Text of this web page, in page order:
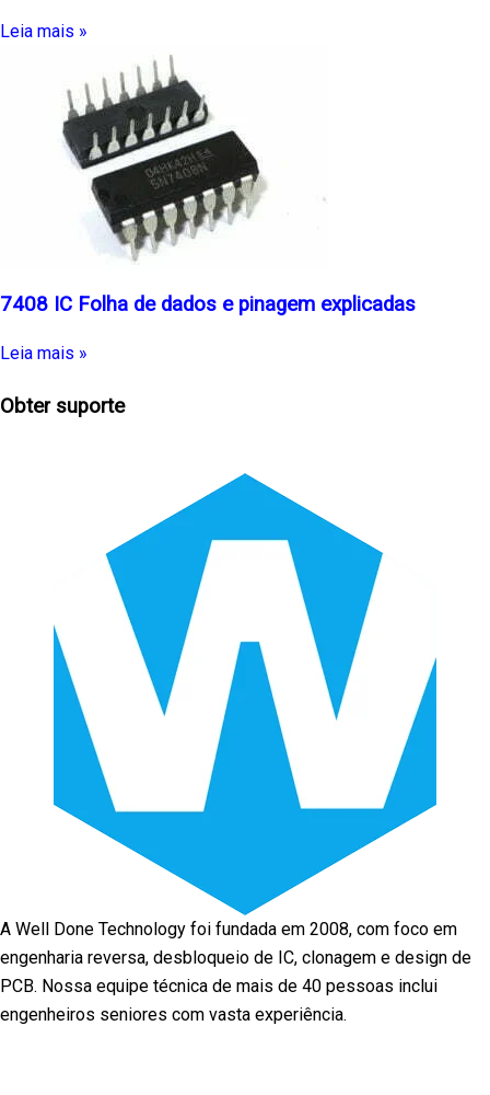
Leia mais »
7408 IC Folha de dados e pinagem explicadas
Leia mais »
Obter suporte
A Well Done Technology foi fundada em 2008, com foco em
engenharia reversa, desbloqueio de IC, clonagem e design de
PCB. Nossa equipe técnica de mais de 40 pessoas inclui
engenheiros seniores com vasta experiência.